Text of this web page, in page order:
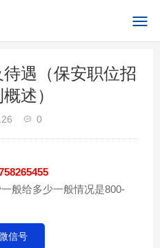
遇（保安职位招
述）
0
般给多少一般情况是800-
信号